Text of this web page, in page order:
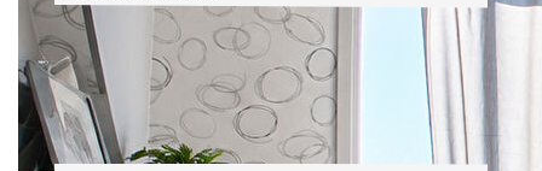
Surfaces